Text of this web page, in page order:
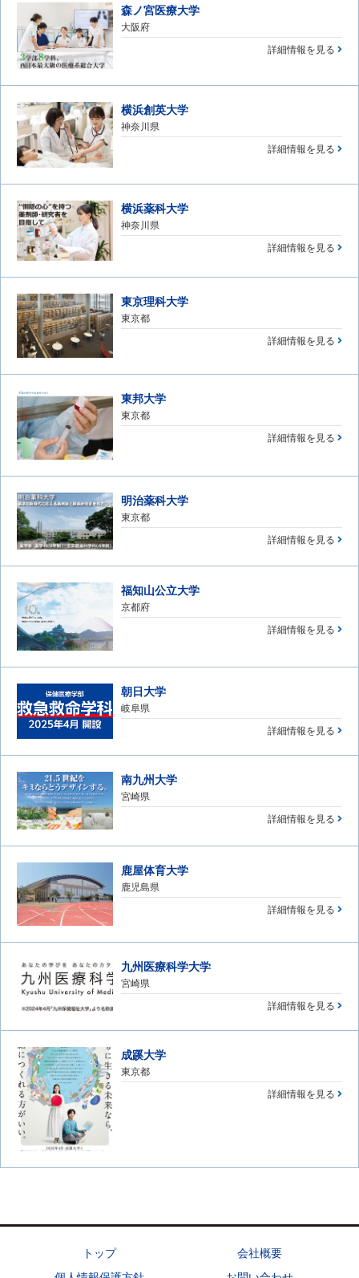
森ノ宮医療大学
大阪府
詳細情報を見る
横浜創英大学
神奈川県
詳細情報を見る
横浜薬科大学
神奈川県
詳細情報を見る
東京理科大学
東京都
詳細情報を見る
東邦大学
東京都
詳細情報を見る
明治薬科大学
東京都
詳細情報を見る
福知山公立大学
京都府
詳細情報を見る
朝日大学
岐阜県
詳細情報を見る
南九州大学
宮崎県
詳細情報を見る
鹿屋体育大学
鹿児島県
詳細情報を見る
九州医療科学大学
宮崎県
詳細情報を見る
成蹊大学
東京都
詳細情報を見る
トップ
会社概要